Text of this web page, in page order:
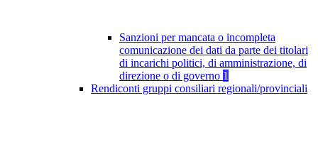
Sanzioni per mancata o incompleta
comunicazione dei dati da parte dei titolari
di incarichi politici, di amministrazione, di
direzione o di governo 1
Rendiconti gruppi consiliari regionali/provinciali